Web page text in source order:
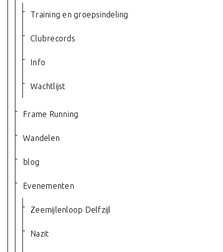
Training en groepsindeling
Clubrecords
Info
Wachtlijst
Frame Running
Wandelen
blog
Evenementen
Zeemijlenloop Delfzijl
Nazit